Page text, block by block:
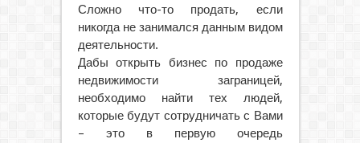
Сложно что-то продать, если
никогда не занимался данным видом
деятельности.
Дабы открыть бизнес по продаже
недвижимости заграницей,
необходимо найти тех людей,
которые будут сотрудничать с Вами
– это в первую очередь